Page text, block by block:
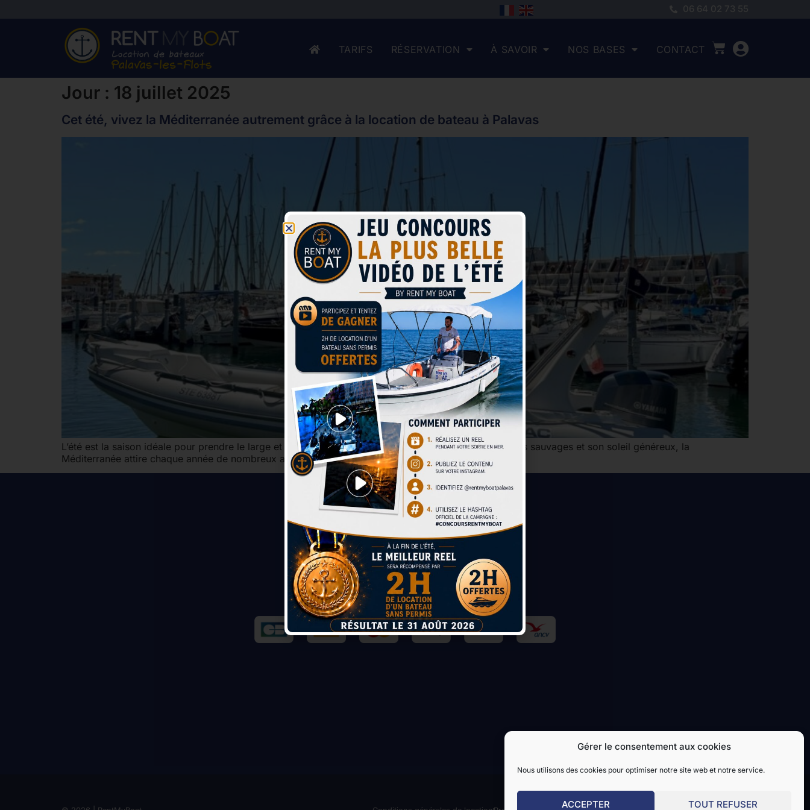
Gérer le consentement aux cookies
Nous utilisons des cookies pour optimiser notre site web et notre service.
ACCEPTER TOUT REFUSER
06 64 02 73 55
TARIFS RÉSERVATION À SAVOIR NOS BASES CONTACT
Jour : 18 juillet 2025
Cet été, vivez la Méditerranée autrement grâce à la location de bateau à Palavas
L’été est la saison idéale pour prendre le large et s’évader en mer. Avec ses eaux turquoise, ses plages sauvages et son soleil généreux, la
Méditerranée attire chaque année de nombreux amateurs…
Paiement sécurisé